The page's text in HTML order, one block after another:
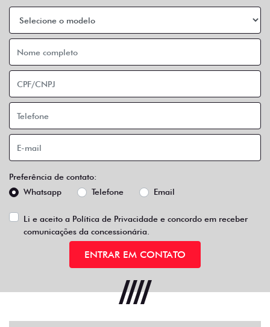
Preferência de contato:
Whatsapp
Telefone Email
Li e aceito a Política de Privacidade e concordo em receber
comunicações da concessionária.
ENTRAR EM CONTATO